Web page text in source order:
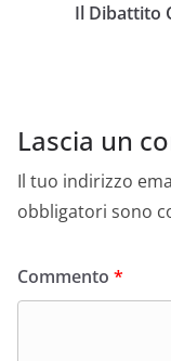
Il Dibattito
Lascia un
Il tuo indirizzo
obbligatori sono
Commento *